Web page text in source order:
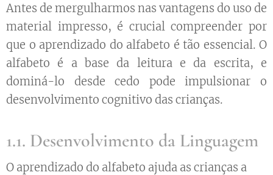
Antes de mergulharmos nas vantagens do uso de
material impresso, é crucial compreender por
que o aprendizado do alfabeto é tão essencial. O
alfabeto é a base da leitura e da escrita, e
dominá-lo desde cedo pode impulsionar o
desenvolvimento cognitivo das crianças.
1.1. Desenvolvimento da Linguagem
O aprendizado do alfabeto ajuda as crianças a